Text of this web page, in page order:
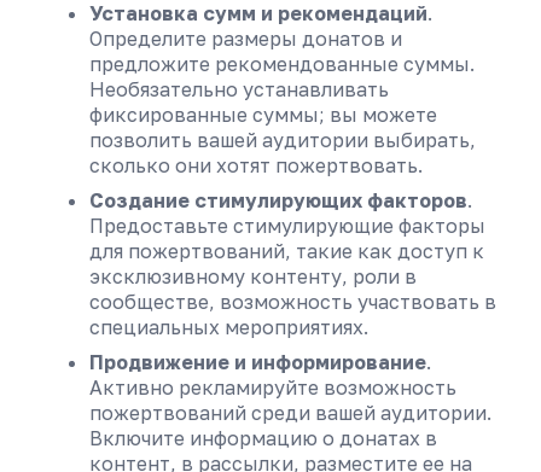
Установка сумм и рекомендаций.
Определите размеры донатов и
предложите рекомендованные суммы.
Необязательно устанавливать
фиксированные суммы; вы можете
позволить вашей аудитории выбирать,
сколько они хотят пожертвовать.
Создание стимулирующих факторов.
Предоставьте стимулирующие факторы
для пожертвований, такие как доступ к
эксклюзивному контенту, роли в
сообществе, возможность участвовать в
специальных мероприятиях.
Продвижение и информирование.
Активно рекламируйте возможность
пожертвований среди вашей аудитории.
Включите информацию о донатах в
контент, в рассылки, разместите ее на